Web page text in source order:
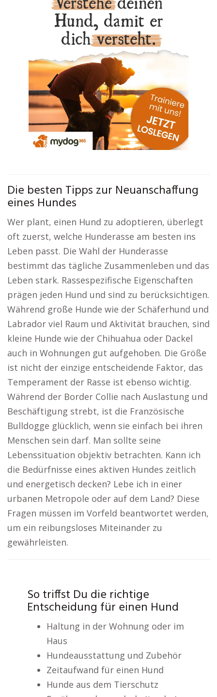
Die besten Tipps zur Neuanschaffung
eines Hundes
Wer plant, einen Hund zu adoptieren, überlegt
oft zuerst, welche Hunderasse am besten ins
Leben passt. Die Wahl der Hunderasse
bestimmt das tägliche Zusammenleben und das
Leben stark. Rassespezifische Eigenschaften
prägen jeden Hund und sind zu berücksichtigen.
Während große Hunde wie der Schäferhund und
Labrador viel Raum und Aktivität brauchen, sind
kleine Hunde wie der Chihuahua oder Dackel
auch in Wohnungen gut aufgehoben. Die Größe
ist nicht der einzige entscheidende Faktor, das
Temperament der Rasse ist ebenso wichtig.
Während der Border Collie nach Auslastung und
Beschäftigung strebt, ist die Französische
Bulldogge glücklich, wenn sie einfach bei ihren
Menschen sein darf. Man sollte seine
Lebenssituation objektiv betrachten. Kann ich
die Bedürfnisse eines aktiven Hundes zeitlich
und energetisch decken? Lebe ich in einer
urbanen Metropole oder auf dem Land? Diese
Fragen müssen im Vorfeld beantwortet werden,
um ein reibungsloses Miteinander zu
gewährleisten.
So triffst Du die richtige
Entscheidung für einen Hund
Haltung in der Wohnung oder im
Haus
Hundeausstattung und Zubehör
Zeitaufwand für einen Hund
Hunde aus dem Tierschutz